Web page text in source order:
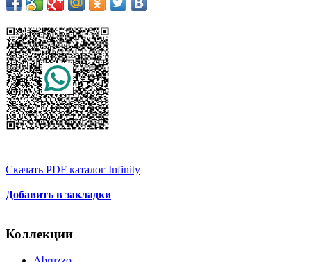
Скачать PDF каталог Infinity
Добавить в закладки
Коллекции